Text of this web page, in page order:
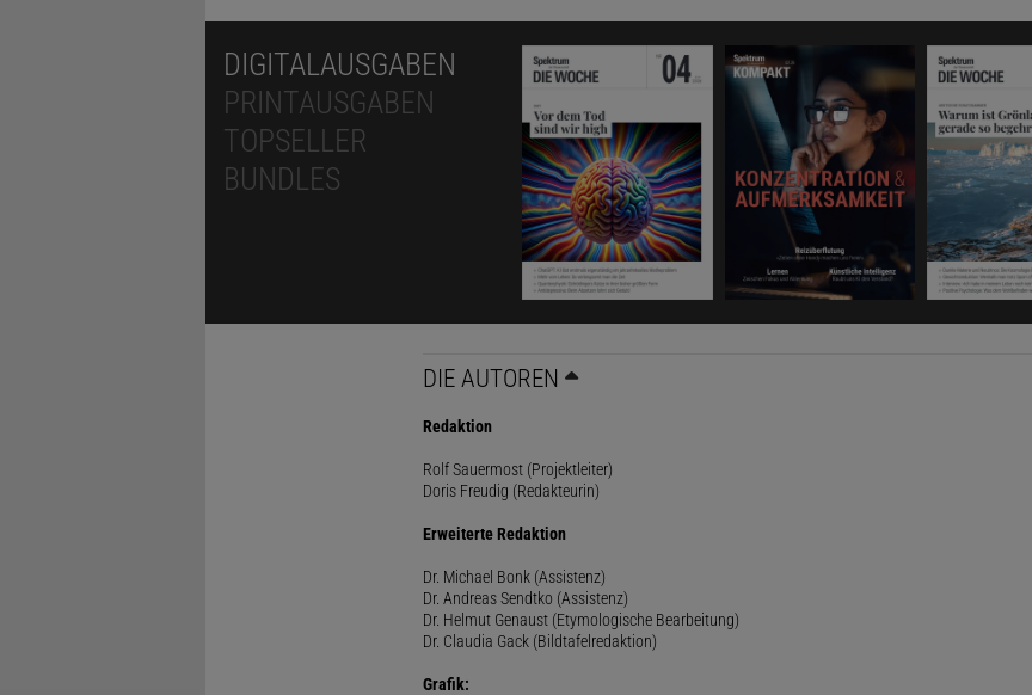
DIGITALAUSGABEN
PRINTAUSGABEN
TOPSELLER
BUNDLES
DIE AUTOREN
Redaktion
Rolf Sauermost (Projektleiter)
Doris Freudig (Redakteurin)
Erweiterte Redaktion
Dr. Michael Bonk (Assistenz)
Dr. Andreas Sendtko (Assistenz)
Dr. Helmut Genaust (Etymologische Bearbeitung)
Dr. Claudia Gack (Bildtafelredaktion)
Grafik: